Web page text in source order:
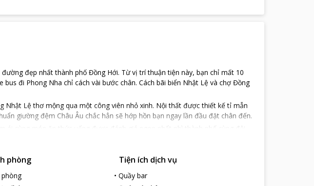
đẹp nhất thành phố Đồng Hới. Từ vị trí thuận tiện này, bạn chỉ mất 10
đi Phong Nha chỉ cách vài bước chân. Cách bãi biển Nhật Lệ và chợ Đồng
Nhật Lệ thơ mộng qua một công viên nhỏ xinh. Nội thất được thiết kế tỉ mẫn
giường đệm Châu Âu chắc hẳn sẽ hớp hồn bạn ngay lần đầu đặt chân đến.
ái cùng món ăn thức uống được đánh giá ngon nhất nhì thành phố cùng đội
bạn thêm yêu mảnh đất nắng gió này.
Khách sạn còn có dịch vụ cho thuê xe hơi, xe máy và xe đạp miễn phí cho
vụ giặt là và đưa đón sân bay đều được cung cấp chu đáo đến quý khách.
phòng Tiện ích dịch vụ
• Quầy bar